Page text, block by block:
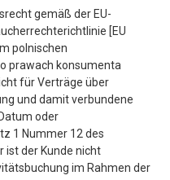
gemäß der EU-
[EU
polnischen
prawach konsumenta
für Verträge über
und damit verbundene
oder
1 Nummer 12 des
ist der Kunde nicht
im Rahmen der